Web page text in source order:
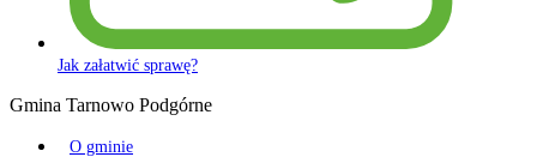
Jak załatwić sprawę?
Gmina Tarnowo Podgórne
O gminie